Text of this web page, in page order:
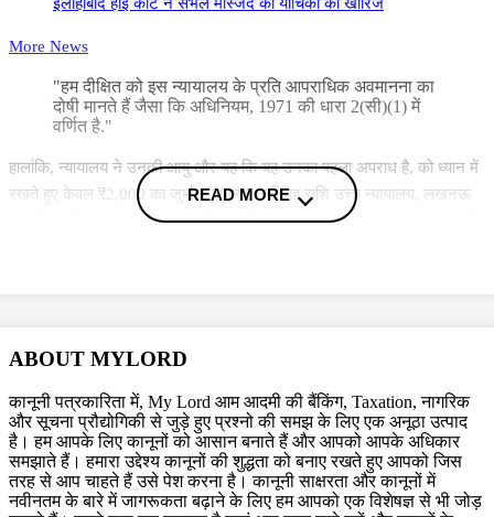
More News
"हम दीक्षित को इस न्यायालय के प्रति आपराधिक अवमानना का
दोषी मानते हैं जैसा कि अधिनियम, 1971 की धारा 2(सी)(1) में
वर्णित है."
हालांकि, न्यायालय ने उनकी आयु और यह कि यह उनका पहला अपराध है, को ध्यान में
रखते हुए केवल ₹2,000 का जुर्माना लगाया. उन्हें यह राशि उच्च न्यायालय, लखनऊ
के वरिष्ठ रजिस्ट्रार के पास एक महीने के भीतर जमा करनी होगी। यदि वह ऐसा नहीं
मुख्य न्यायाधीश (Acting Chief Justice) के आदेश के बाद शुरू किया गया था.
दीक्षित ने न्यायालय में कहा कि उन्होंने यह शिकायत भारत के राष्ट्रपति को की थी और
उन्हें नहीं पता था कि यह उच्च न्यायालय तक कैसे पहुंची. दीक्षित ने अदालत से
राष्ट्रपति भवन द्वारा भेजे गए पत्र की प्रति की मांग की. हालांकि, हाई कोर्ट ने उसकी
READ MORE
ABOUT MYLORD
कानूनी पत्रकारिता में, My Lord आम आदमी की बैंकिंग, Taxation, नागरिक
और सूचना प्रौद्योगिकी से जुड़े हुए प्रश्नो की समझ के लिए एक अनूठा उत्पाद
है। हम आपके लिए कानूनों को आसान बनाते हैं और आपको आपके अधिकार
समझाते हैं। हमारा उद्देश्य कानूनों की शुद्धता को बनाए रखते हुए आपको जिस
तरह से आप चाहते हैं उसे पेश करना है। कानूनी साक्षरता और कानूनों में
नवीनतम के बारे में जागरूकता बढ़ाने के लिए हम आपको एक विशेषज्ञ से भी जोड़